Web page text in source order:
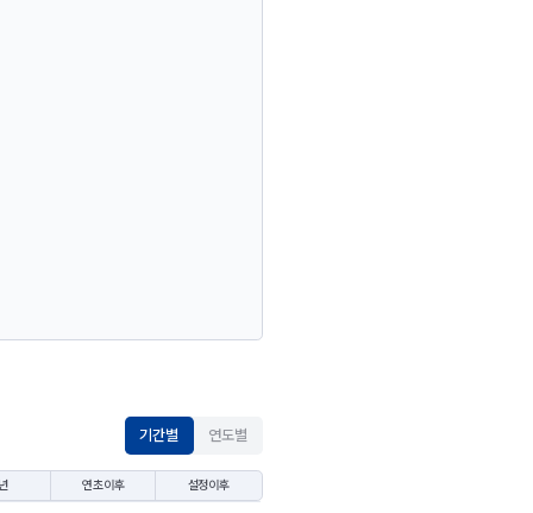
기간별 연도별
연초이후 설정이후